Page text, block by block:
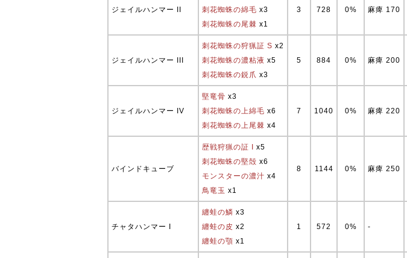
ジェイルハンマー II
刺花蜘蛛の綿毛 x3
刺花蜘蛛の尾棘 x1
3 728 0% 麻痺 170
ジェイルハンマー III
刺花蜘蛛の狩猟証 S x2
刺花蜘蛛の濃粘液 x5
刺花蜘蛛の鋭爪 x3
5 884 0% 麻痺 200
ジェイルハンマー IV
堅竜骨 x3
刺花蜘蛛の上綿毛 x6
刺花蜘蛛の上尾棘 x4
7 1040 0% 麻痺 220
バインドキューブ
歴戦狩猟の証 I
x5
刺花蜘蛛の堅殻 x6
モンスターの濃汁 x4
鳥竜玉 x1
8 1144 0% 麻痺 250
チャタハンマー I
纏蛙の鱗 x3
纏蛙の皮 x2
纏蛙の顎 x1
1 572 0% -